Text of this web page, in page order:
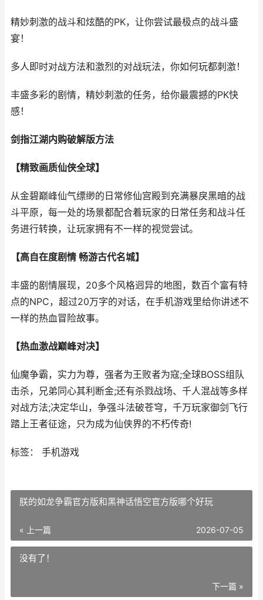
精妙刺激的战斗和炫酷的PK，让你尝试最极点的战斗盛
宴！
多人即时对战方法和激烈的对战玩法，你如何玩都刺激！
丰盛多彩的剧情，精妙刺激的任务，给你最震撼的PK快
感！
剑指江湖内购破解版方法
【精致画质仙侠全球】
从金碧巅峰仙气缥缈的日常修仙宫殿到充满暴戾黑暗的战
斗平原，每一处的场景都配合着玩家的日常任务和战斗任
务进行转换，让玩家拥有不一样的视觉尝试。
【高自在度剧情 畅游古代名城】
丰盛的剧情展现，20多个风格迥异的地图，数百个富有特
点的NPC，超过20万字的对话，在手机游戏里给你讲述不
一样的热血冒险故事。
【热血激战巅峰对决】
仙魔争霸，实力为尊，强者为王败者为寇;全球BOSS组队
击杀，兄弟同心其利断金;还有杀戮战场、千人混战等多样
对战方法;决定华山，争强斗法破苍穹，千万玩家御剑飞行
踏上王者征途，只为成为仙侠界的不朽传奇!
标签： 手机游戏
朕的如龙争霸官方版和黑神话悟空官方版哪个好玩
« 上一篇 2026-07-05
没有了！
下一篇 »